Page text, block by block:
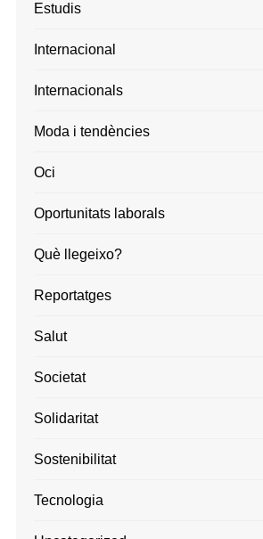
Estudis
Internacional
Internacionals
Moda i tendències
Oci
Oportunitats laborals
Què llegeixo?
Reportatges
Salut
Societat
Solidaritat
Sostenibilitat
Tecnologia